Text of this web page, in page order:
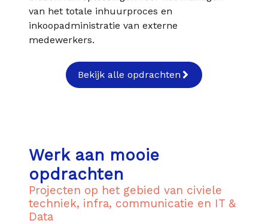
van het totale inhuurproces en
inkoopadministratie van externe
medewerkers.
Bekijk alle opdrachten
Werk aan mooie
opdrachten
Projecten op het gebied van civiele
techniek, infra, communicatie en IT &
Data